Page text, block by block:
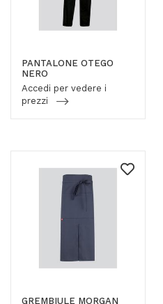
PANTALONE OTEGO
NERO
Accedi per vedere i
prezzi
GREMBIULE MORGAN